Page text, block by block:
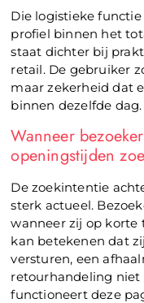
Die logistieke
profiel binnen het
staat dichter bij
retail. De gebruiker
maar zekerheid dat
binnen dezelfde dag.
Wanneer
openingstijden
De zoekintentie
sterk actueel.
wanneer zij op korte
kan betekenen dat
versturen, een
retourhandeling niet
functioneert deze